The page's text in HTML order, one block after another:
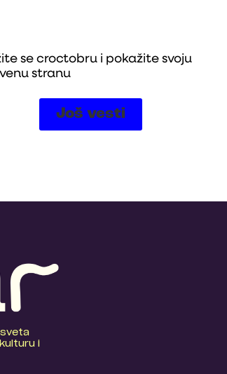
se croctobru i pokažite svoju
stranu
Još vesti
i